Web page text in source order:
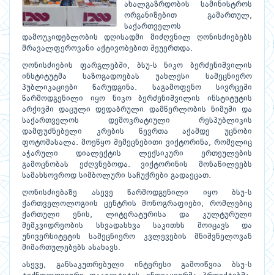
ახალგაზრდობის სამინისტროს
ორგანიზებით გამართულ,
საქართველოს
დამოუკიდებლობის დღისადმი მიძღვნილ ღონისძიებებს
მრავალფეროვანი აქტივობებით შეუერთდა.
ღონისძიების ფარგლებში, ბსუ-ს ნიკო ბერძენიშვილის
ინსტიტუტმა საზოგადოებას უახლესი სამეცნიერო
პუბლიკაციები წარუდგინა. საგამოფენო სივრცეში
წარმოდგენილი იყო ნიკო ბერძენიშვილის ინსტიტუტის
არქივში დაცული დედაბრული დამწერლობის ნიმუში და
საქართველოს დემოკრატიული რესპუბლიკის
დამფუძნებელი კრების წევრთა აქამდე უცნობი
ფოტომასალა. მოეწყო შემეცნებითი ვიქტორინა, რომელიც
აჭარული დიალექტის ლექსიკური ერთეულების
გამოცნობას ეძღვნებოდა. ვიქტორინის მონაწილეებს
სამახსოვროდ სიმბოლური საჩუქრები გადაეცათ.
ღონისძიებაზე ასევე წარმოდგენილი იყო ბსუ-ს
ქართველოლოგიის ცენტრის მონოგრაფიები, რომლებიც
ქართული ენის, ლიტერატურისა და კულტურული
მემკვიდრეობის სხვადასხვა საკითხს მოიცავს და
უნივერსიტეტის სამეცნიერო კვლევების მნიშვნელოვან
მიმართულებებს ასახავს.
ასევე, განსაკუთრებული ინტერესი გამოიწვია ბსუ-ს